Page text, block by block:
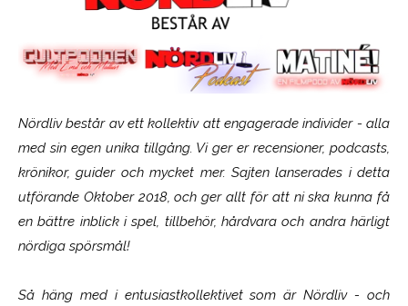
Nördliv består av ett kollektiv att engagerade individer - alla
med sin egen unika tillgång. Vi ger er recensioner, podcasts,
krönikor, guider och mycket mer. Sajten lanserades i detta
utförande Oktober 2018, och ger allt för att ni ska kunna få
en bättre inblick i spel, tillbehör, hårdvara och andra härligt
nördiga spörsmål!
Så häng med i entusiastkollektivet som ärNördliv- och